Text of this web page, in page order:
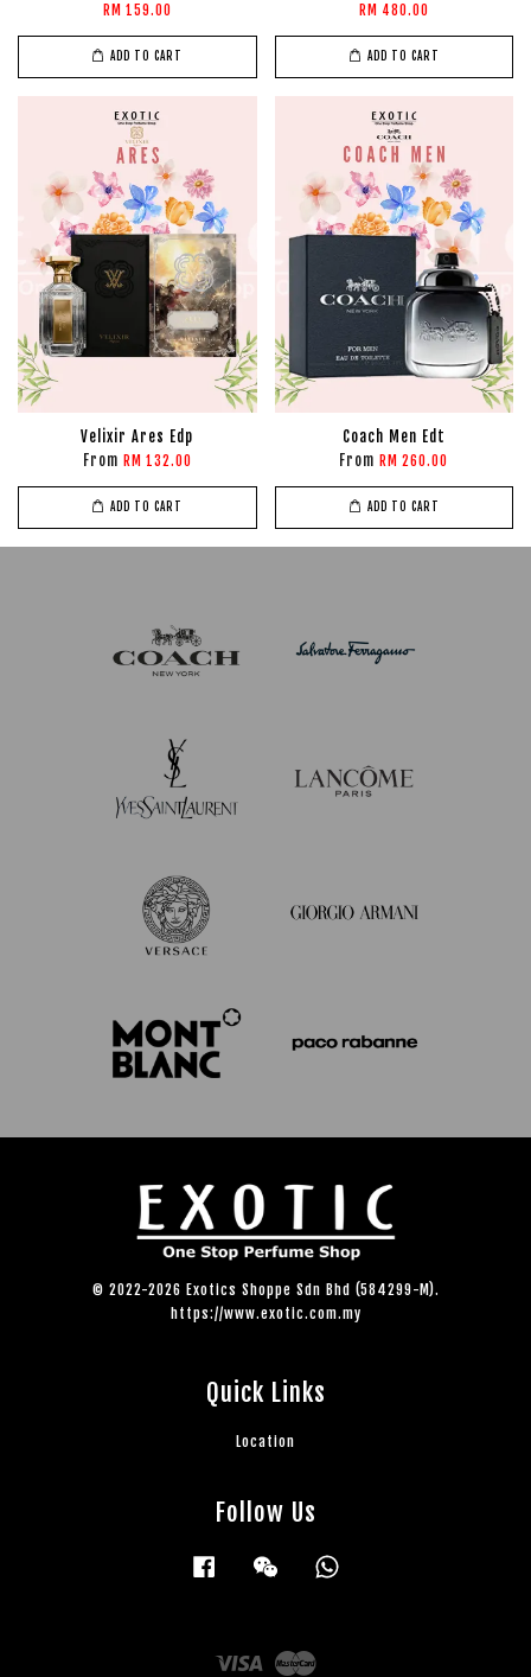
RM 159.00
ADD TO CART
RM 480.00
ADD TO CART
Velixir Ares Edp
From RM 132.00
ADD TO CART
Coach Men Edt
From RM 260.00
ADD TO CART
© 2022-2026 Exotics Shoppe Sdn Bhd (584299-M).
https://www.exotic.com.my
Quick Links
Location
Follow Us
Facebook Wechat
Visa